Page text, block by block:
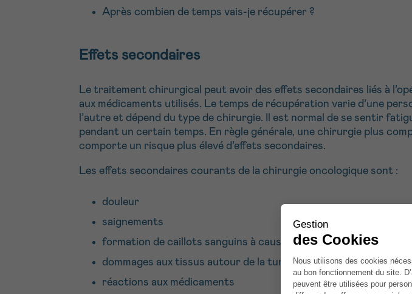
Après combien de temps vais-je récupérer ?
Effets secondaires
Le traitement chirurgical peut avoir des effets secondaires liés à
aux médicaments utilisés. Le temps de récupération varie d’une
l’autre et dépend du type de chirurgie. Il est normal de se sentir
pendant un certain temps. En règle générale, une chirurgie plus
comporte un risque plus élevé d’effets secondaires.
Les effets secondaires courants de la chirurgie oncologique sont :
douleur
saignements
formation de caillots sanguins à cause de l’immobilisation de
dommages aux tissus autour de la tumeur
réactions aux médicaments